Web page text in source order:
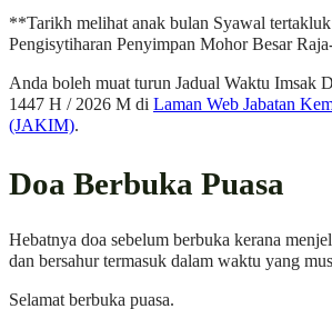
**Tarikh melihat anak bulan Syawal
Pengisytiharan Penyimpan Mohor Besar
Anda boleh muat turun Jadual Waktu Imsak
1447 H / 2026 M di Laman Web Jabatan
(JAKIM).
Doa Berbuka Puasa
Hebatnya doa sebelum berbuka kerana
dan bersahur termasuk dalam waktu yang
Selamat berbuka puasa.